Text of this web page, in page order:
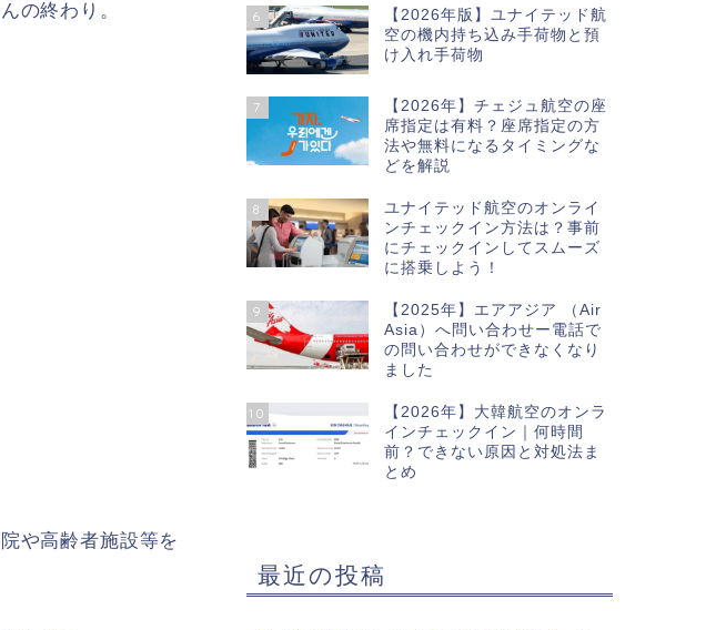
の終わり。
院や高齢者施設等を
6
【2026年版】ユナイテッド航
空の機内持ち込み手荷物と預
け入れ手荷物
7
【2026年】チェジュ航空の座
席指定は有料？座席指定の方
法や無料になるタイミングな
どを解説
8
ユナイテッド航空のオンライ
ンチェックイン方法は？事前
にチェックインしてスムーズ
に搭乗しよう！
9
【2025年】エアアジア （Air
Asia）へ問い合わせー電話で
の問い合わせができなくなり
ました
10
【2026年】大韓航空のオンラ
インチェックイン｜何時間
前？できない原因と対処法ま
とめ
最近の投稿